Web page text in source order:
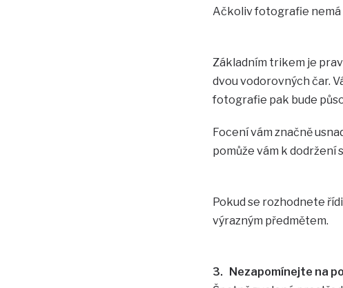
Ačkoliv fotografie nemá
Základním trikem je
dvou vodorovných čar.
fotografie pak bude
Focení vám značně
pomůže vám k dodržení
Pokud se rozhodnete
výrazným předmětem.
3. Nezapomínejte na